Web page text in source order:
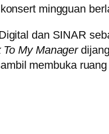
mingguan
dan SINAR
To My Manager
membuka